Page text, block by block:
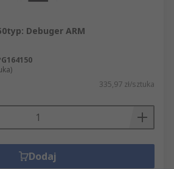
Debuger ARM
335,97 zł/sztuka
Dodaj